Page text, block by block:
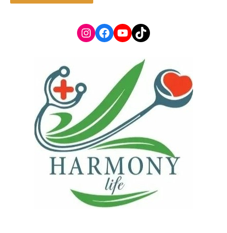
Instagram
Facebook
YouTube
TikTok